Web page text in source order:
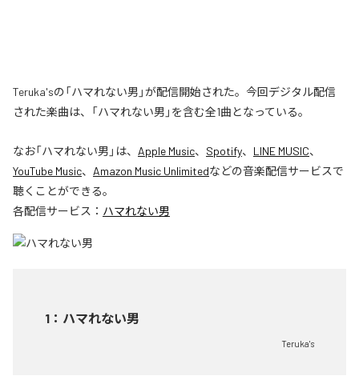
Teruka'sの「ハマれない男」が配信開始された。今回デジタル配信
された楽曲は、「ハマれない男」を含む全1曲となっている。
なお「ハマれない男 」は、 Apple Music、 Spotify、 LINE MUSIC、
YouTube Music、 Amazon Music Unlimitedなどの音楽配信サービスで
聴くことができる。
各配信サービス： ハマれない男
1 ： ハマれない男
Teruka's